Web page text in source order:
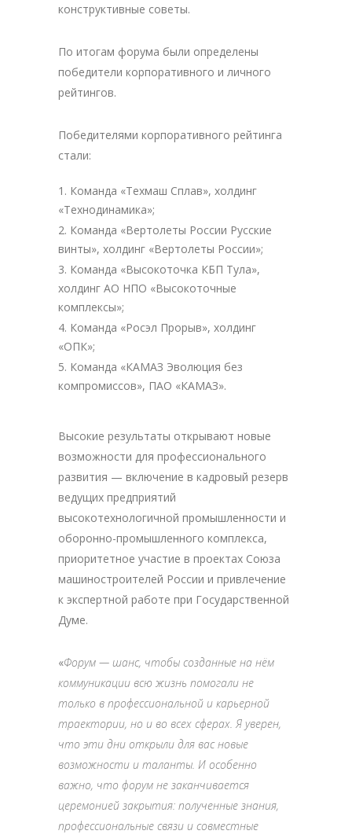
конструктивные советы.
По итогам форума были определены
победители корпоративного и личного
рейтингов.
Победителями корпоративного рейтинга
стали:
Команда «Техмаш Сплав», холдинг
«Технодинамика»;
Команда «Вертолеты России Русские
винты», холдинг «Вертолеты России»;
Команда «Высокоточка КБП Тула»,
холдинг АО НПО «Высокоточные
комплексы»;
Команда «Росэл Прорыв», холдинг
«ОПК»;
Команда «КАМАЗ Эволюция без
компромиссов», ПАО «КАМАЗ».
Высокие результаты открывают новые
возможности для профессионального
развития — включение в кадровый резерв
ведущих предприятий
высокотехнологичной промышленности и
оборонно-промышленного комплекса,
приоритетное участие в проектах Союза
машиностроителей России и привлечение
к экспертной работе при Государственной
Думе.
«Форум — шанс, чтобы созданные на нём
коммуникации всю жизнь помогали не
только в профессиональной и карьерной
траектории, но и во всех сферах. Я уверен,
что эти дни открыли для вас новые
возможности и таланты. И особенно
важно, что форум не заканчивается
церемонией закрытия: полученные знания,
профессиональные связи и совместные